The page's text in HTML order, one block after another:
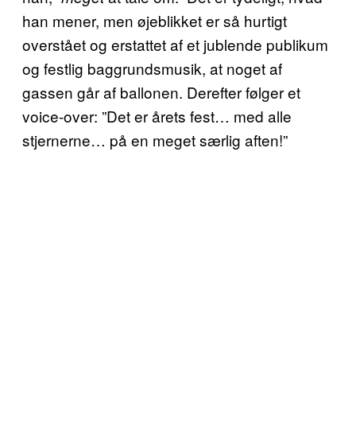
han mener, men øjeblikket er så hurtigt
overstået og erstattet af et jublende publikum
og festlig baggrundsmusik, at noget af
gassen går af ballonen. Derefter følger et
voice-over: ”Det er årets fest… med alle
stjernerne… på en meget særlig aften!”